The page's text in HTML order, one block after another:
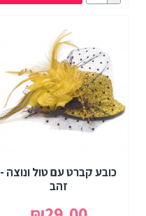
כובע קברט עם טול ונוצה -
זהב